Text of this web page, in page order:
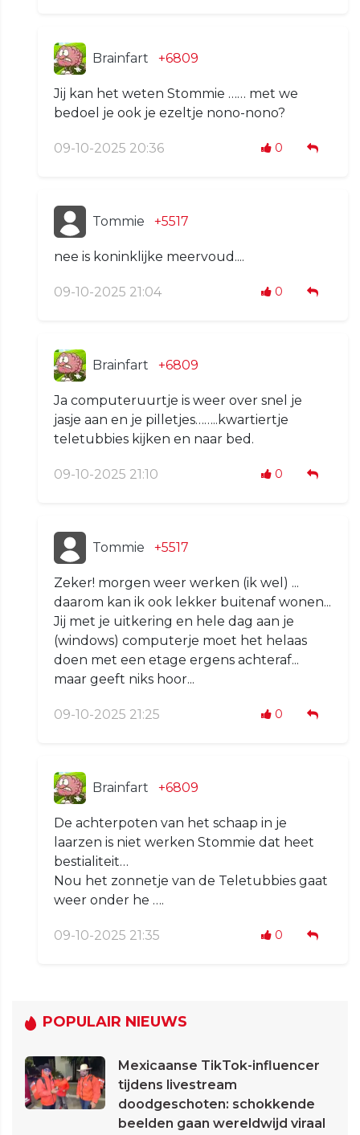
Brainfart +6809
Jij kan het weten Stommie …… met we
bedoel je ook je ezeltje nono-nono?
09-10-2025 20:36 0
Tommie +5517
nee is koninklijke meervoud....
09-10-2025 21:04 0
Brainfart +6809
Ja computeruurtje is weer over snel je
jasje aan en je pilletjes……..kwartiertje
teletubbies kijken en naar bed.
09-10-2025 21:10 0
Tommie +5517
Zeker! morgen weer werken (ik wel) ...
daarom kan ik ook lekker buitenaf wonen...
Jij met je uitkering en hele dag aan je
(windows) computerje moet het helaas
doen met een etage ergens achteraf...
maar geeft niks hoor...
09-10-2025 21:25 0
Brainfart +6809
De achterpoten van het schaap in je
laarzen is niet werken Stommie dat heet
bestialiteit…
Nou het zonnetje van de Teletubbies gaat
weer onder he ….
09-10-2025 21:35 0
POPULAIR NIEUWS
Mexicaanse TikTok-influencer
tijdens livestream
doodgeschoten: schokkende
beelden gaan wereldwijd viraal